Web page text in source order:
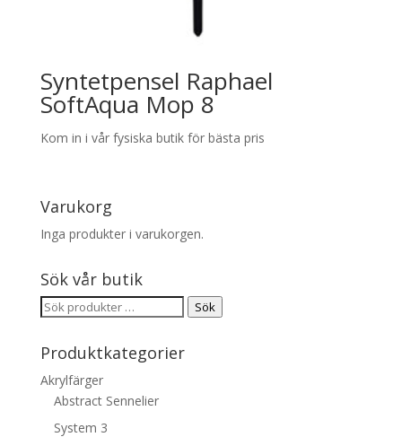
Syntetpensel Raphael
SoftAqua Mop 8
Kom in i vår fysiska butik för bästa pris
Varukorg
Inga produkter i varukorgen.
Sök vår butik
Sök
Sök
Produktkategorier
Akrylfärger
Abstract Sennelier
System 3